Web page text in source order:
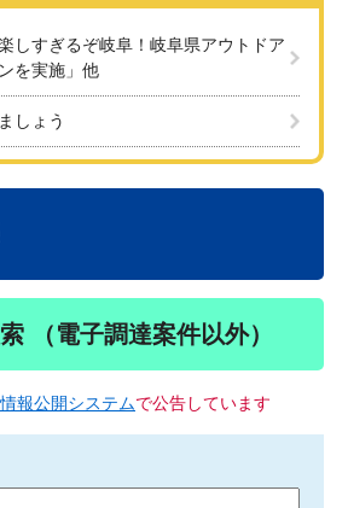
しすぎるぞ岐阜！岐阜県アウトドア
を実施」他
しょう
（電子調達案件以外）
報公開システムで公告しています